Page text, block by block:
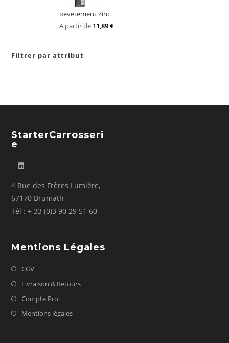
Revêtement Zinc
A partir de 11,89€
Filtrer par attribut
StarterCarrosseri
E
4 Rue des Frères Lumière,
67170 Brumath
Tél : + 33 (0)3 90 29 51 60
Mentions Légales
CGV
Livraison & Retours
Compte Pro
Mentions légales